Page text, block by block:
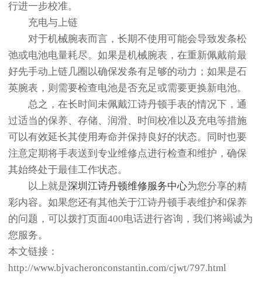
行进一步校准。
充电与上链
对于机械腕表而言，长期不使用可能会导致发条松
弛或电池电量耗尽。如果是机械腕表，在重新佩戴前最
好先手动上链几圈以确保发条有足够的动力；如果是石
英腕表，则需要检查电池是否充足或需要更换新电池。
总之，在长时间未佩戴江诗丹顿手表的情况下，通
过适当的保养、存储、润滑、时间校准以及充电等措施
可以有效延长其使用寿命并保持良好的状态。同时也要
注意定期将手表送到专业维修点进行检查和维护，确保
其始终处于最佳工作状态。
以上就是深圳江诗丹顿维修服务中心为您分享的精
彩内容。如果您还有其他关于江诗丹顿手表维护和保养
的问题，可以拨打页面400电话进行咨询，我们将竭诚为
您服务。
本文链接：
http://www.bjvacheronconstantin.com/cjwt/797.html